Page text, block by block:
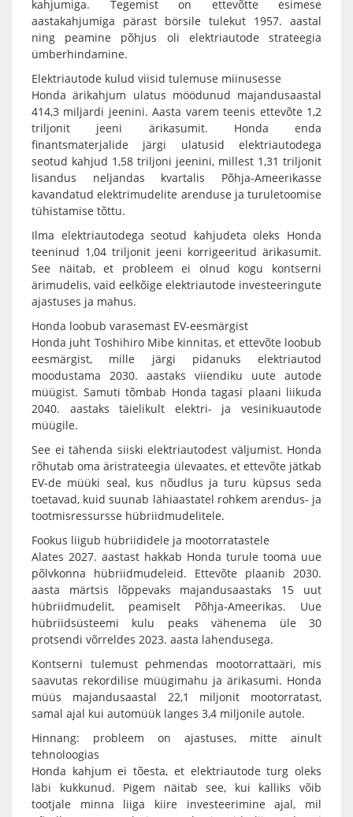
kahjumiga. Tegemist on ettevõtte esimese
aastakahjumiga pärast börsile tulekut 1957. aastal
ning peamine põhjus oli elektriautode strateegia
ümberhindamine.
Elektriautode kulud viisid tulemuse miinusesse
Honda ärikahjum ulatus möödunud majandusaastal
414,3 miljardi jeenini. Aasta varem teenis ettevõte 1,2
triljonit jeeni ärikasumit. Honda enda
finantsmaterjalide järgi ulatusid elektriautodega
seotud kahjud 1,58 triljoni jeenini, millest 1,31 triljonit
lisandus neljandas kvartalis Põhja-Ameerikasse
kavandatud elektrimudelite arenduse ja turuletoomise
tühistamise tõttu.
Ilma elektriautodega seotud kahjudeta oleks Honda
teeninud 1,04 triljonit jeeni korrigeeritud ärikasumit.
See näitab, et probleem ei olnud kogu kontserni
ärimudelis, vaid eelkõige elektriautode investeeringute
ajastuses ja mahus.
Honda loobub varasemast EV-eesmärgist
Honda juht Toshihiro Mibe kinnitas, et ettevõte loobub
eesmärgist, mille järgi pidanuks elektriautod
moodustama 2030. aastaks viiendiku uute autode
müügist. Samuti tõmbab Honda tagasi plaani liikuda
2040. aastaks täielikult elektri- ja vesinikuautode
müügile.
See ei tähenda siiski elektriautodest väljumist. Honda
rõhutab oma äristrateegia ülevaates, et ettevõte jätkab
EV-de müüki seal, kus nõudlus ja turu küpsus seda
toetavad, kuid suunab lähiaastatel rohkem arendus- ja
tootmisressursse hübriidmudelitele.
Fookus liigub hübriididele ja mootorratastele
Alates 2027. aastast hakkab Honda turule tooma uue
põlvkonna hübriidmudeleid. Ettevõte plaanib 2030.
aasta märtsis lõppevaks majandusaastaks 15 uut
hübriidmudelit, peamiselt Põhja-Ameerikas. Uue
hübriidsüsteemi kulu peaks vähenema üle 30
protsendi võrreldes 2023. aasta lahendusega.
Kontserni tulemust pehmendas mootorrattaäri, mis
saavutas rekordilise müügimahu ja ärikasumi. Honda
müüs majandusaastal 22,1 miljonit mootorratast,
samal ajal kui automüük langes 3,4 miljonile autole.
Hinnang: probleem on ajastuses, mitte ainult
tehnoloogias
Honda kahjum ei tõesta, et elektriautode turg oleks
läbi kukkunud. Pigem näitab see, kui kalliks võib
tootjale minna liiga kiire investeerimine ajal, mil